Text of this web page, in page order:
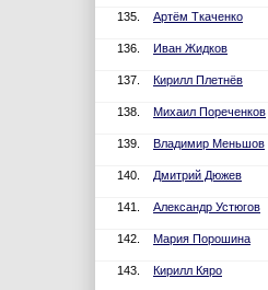
135. Артём Ткаченко
136. Иван Жидков
137. Кирилл Плетнёв
138. Михаил Пореченков
139. Владимир Меньшов
140. Дмитрий Дюжев
141. Александр Устюгов
142. Мария Порошина
143. Кирилл Кяро